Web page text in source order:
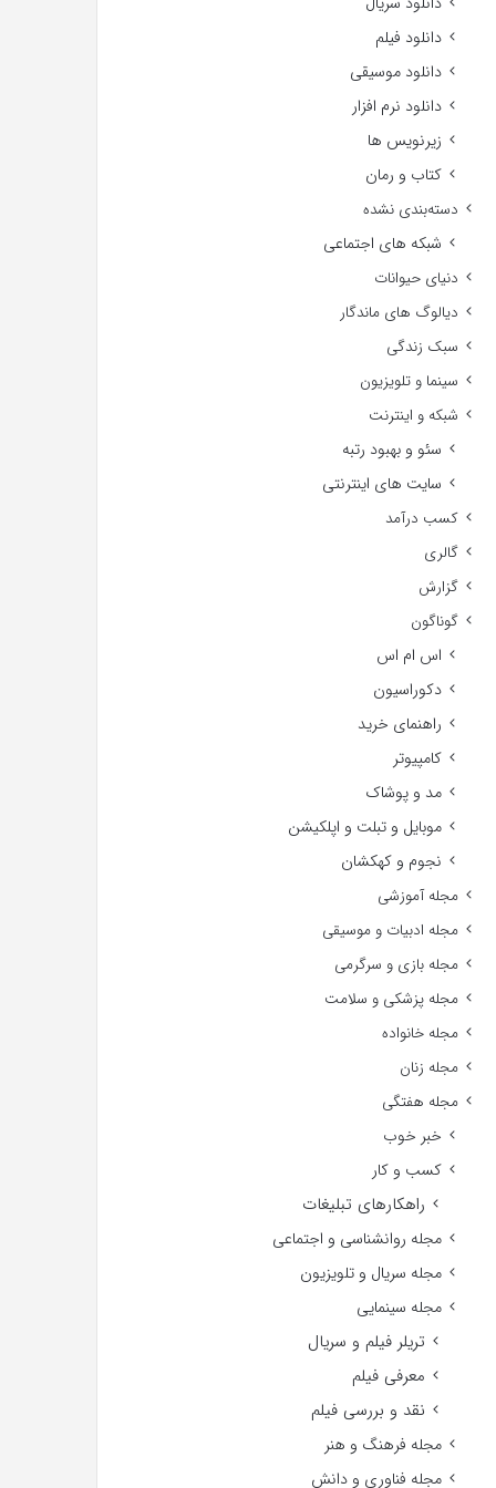
دانلود فیلم
دانلود موسیقی
دانلود نرم افزار
زیرنویس ها
کتاب و رمان
دسته‌بندی نشده
شبکه های اجتماعی
دنیای حیوانات
دیالوگ های ماندگار
سبک زندگی
سینما و تلویزیون
شبکه و اینترنت
سئو و بهبود رتبه
سایت های اینترنتی
کسب درآمد
گالری
گزارش
گوناگون
اس ام اس
دکوراسیون
راهنمای خرید
کامپیوتر
مد و پوشاک
موبایل و تبلت و اپلکیشن
نجوم و کهکشان
مجله آموزشی
مجله ادبیات و موسیقی
مجله بازی و سرگرمی
مجله پزشکی و سلامت
مجله خانواده
مجله زنان
مجله هفتگی
خبر خوب
کسب و کار
راهکارهای تبلیغات
مجله روانشناسی و اجتماعی
مجله سریال و تلویزیون
مجله سینمایی
تریلر فیلم و سریال
معرفی فیلم
نقد و بررسی فیلم
مجله فرهنگ و هنر
مجله فناوری و دانش